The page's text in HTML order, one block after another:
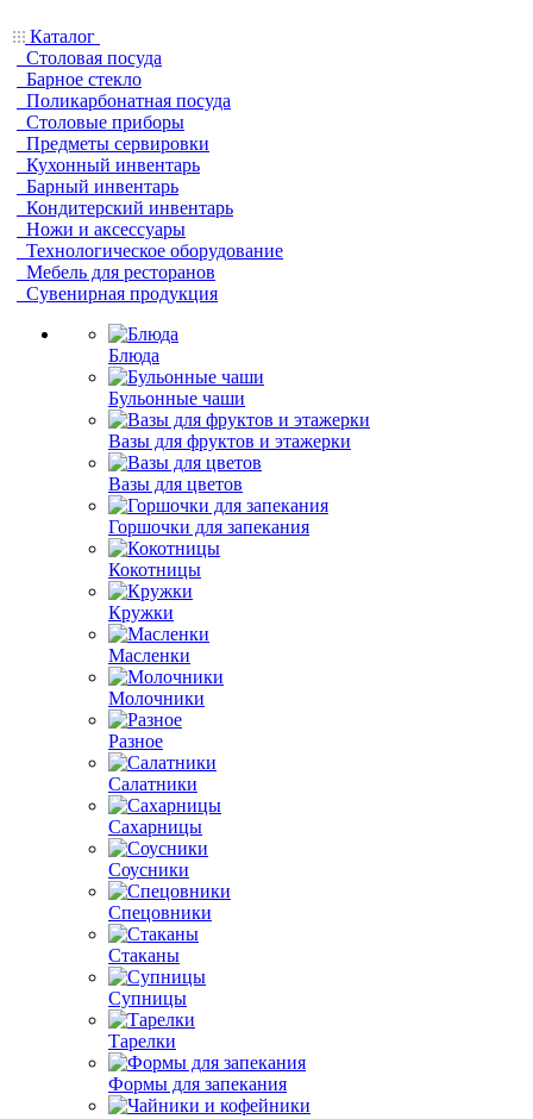
Каталог
Столовая посуда
Барное стекло
Поликарбонатная посуда
Столовые приборы
Предметы сервировки
Кухонный инвентарь
Барный инвентарь
Кондитерский инвентарь
Ножи и аксессуары
Технологическое оборудование
Мебель для ресторанов
Сувенирная продукция
Блюда
Бульонные чаши
Вазы для фруктов и этажерки
Вазы для цветов
Горшочки для запекания
Кокотницы
Кружки
Масленки
Молочники
Разное
Салатники
Сахарницы
Соусники
Спецовники
Стаканы
Супницы
Тарелки
Формы для запекания